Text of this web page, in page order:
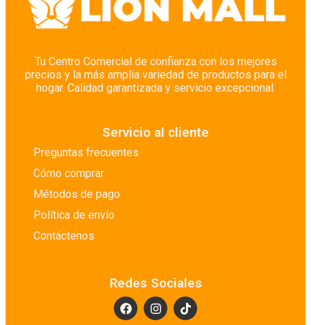
Tu Centro Comercial de confianza con los mejores
precios y la más amplia variedad de productos para el
hogar. Calidad garantizada y servicio excepcional.
Servicio al cliente
Preguntas frecuentes
Cómo comprar
Métodos de pago
Política de envío
Contáctenos
Redes Sociales